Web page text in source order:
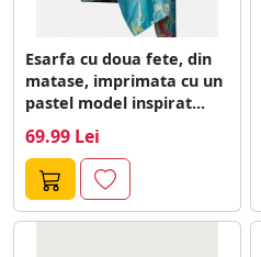
Esarfa cu doua fete, din
matase, imprimata cu un
pastel model inspirat...
69.99 Lei